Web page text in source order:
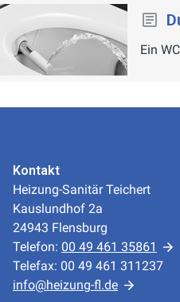
Ein
Kontakt
Heizung-Sanitär Teichert
Kauslundhof 2a
24943 Flensburg
Telefon: 00 49 461 35861
Telefax: 00 49 461 311237
info@heizung-fl.de